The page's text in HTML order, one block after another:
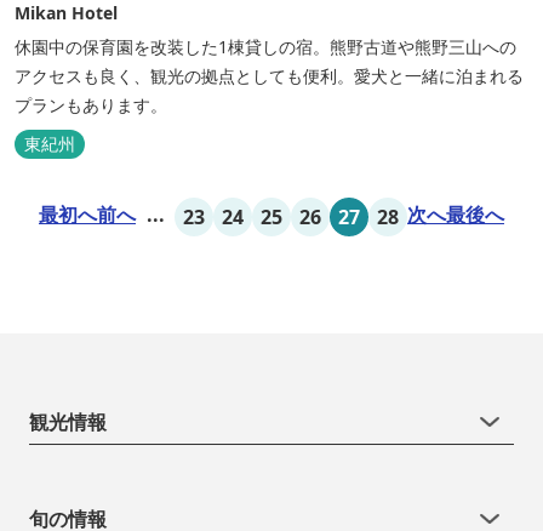
Mikan Hotel
休園中の保育園を改装した1棟貸しの宿。熊野古道や熊野三山への
アクセスも良く、観光の拠点としても便利。愛犬と一緒に泊まれる
プランもあります。
東紀州
最初へ前へ ... 23 24 25 26 27 28 次へ最後へ
観光情報
旬の情報